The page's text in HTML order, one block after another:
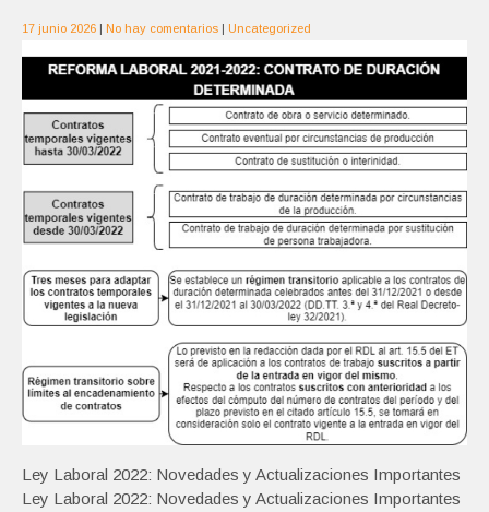
17 junio 2026 | No hay comentarios | Uncategorized
Ley Laboral 2022: Novedades y Actualizaciones Importantes
Ley Laboral 2022: Novedades y Actualizaciones Importantes